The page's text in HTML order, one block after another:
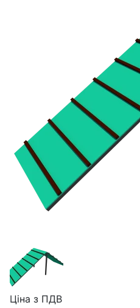
Ціна з ПДВ